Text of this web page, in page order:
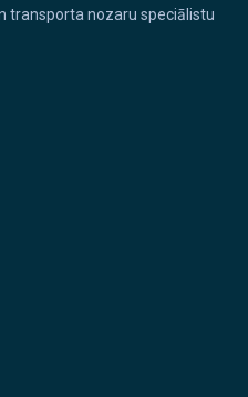
transporta nozaru speciālistu